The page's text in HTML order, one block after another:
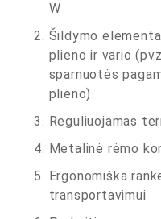
W
Šildymo
plieno ir vario
sparnuotės
plieno)
Reguliuojamas
Metalinė rėmo
Ergonomiška
transportavimui